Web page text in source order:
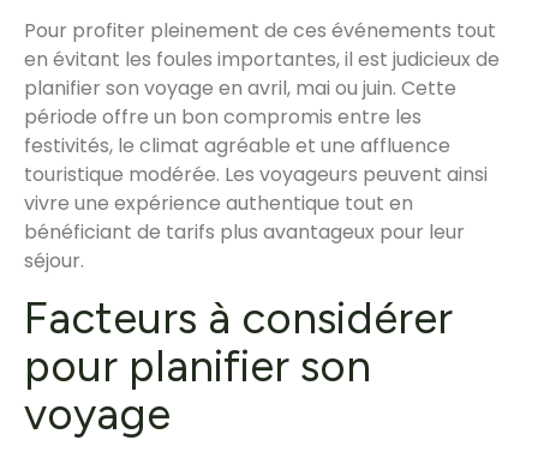
Pour profiter pleinement de ces événements tout
en évitant les foules importantes, il est judicieux de
planifier son voyage en avril, mai ou juin. Cette
période offre un bon compromis entre les
festivités, le climat agréable et une affluence
touristique modérée. Les voyageurs peuvent ainsi
vivre une expérience authentique tout en
bénéficiant de tarifs plus avantageux pour leur
séjour.
Facteurs à considérer
pour planifier son
voyage